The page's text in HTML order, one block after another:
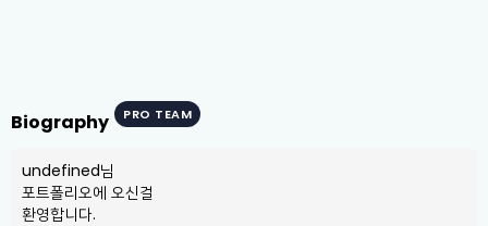
Biography PRO TEAM
undefined님
포트폴리오에 오신걸
환영합니다.